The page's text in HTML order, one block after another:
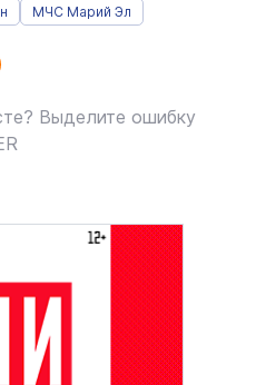
МЧС Марий Эл
Выделите ошибку